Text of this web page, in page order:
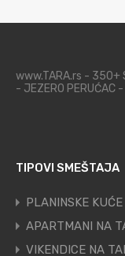
www.TARA.rs - 350+
- JEZERO PERUĆAC -
TIPOVI SMEŠTAJA
PLANINSKE
APARTMANI NA
VIKENDICE NA